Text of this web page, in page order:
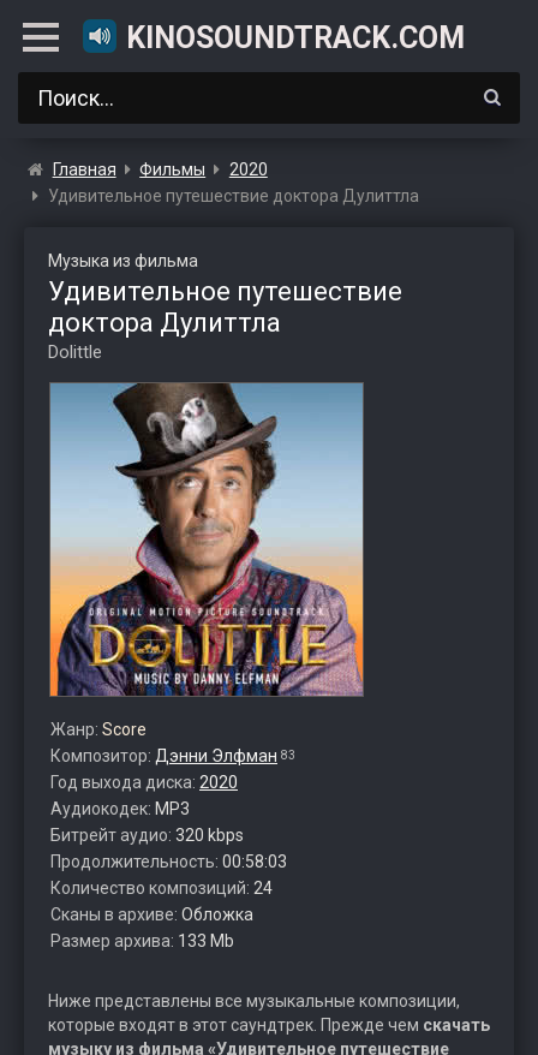
KINOSOUNDTRACK.COM
Главная Фильмы
2020
Удивительное путешествие доктора Дулиттла
Музыка из фильма
Удивительное путешествие
доктора Дулиттла
Dolittle
Жанр: Score
Композитор: Дэнни Элфман 83
Год выхода диска: 2020
Аудиокодек: MP3
Битрейт аудио: 320 kbps
Продолжительность: 00:58:03
Количество композиций: 24
Сканы в архиве: Обложка
Размер архива: 133 Mb
Ниже представлены все музыкальные композиции,
которые входят в этот саундтрек. Прежде чем скачать
музыку из фильма «Удивительное путешествие